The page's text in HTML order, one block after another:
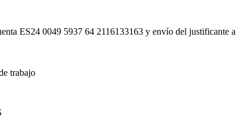
ES24 0049 5937 64 2116133163 y envío del justificante a
trabajo